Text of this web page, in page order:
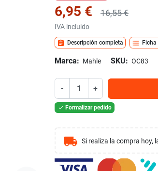
6,95 € 16,55 €
IVA incluido
assignment Descripción completa format_list_bulleted Ficha
Marca: Mahle SKU: OC83
- +
 Formalizar pedido
local_shipping Si realiza la compra hoy,